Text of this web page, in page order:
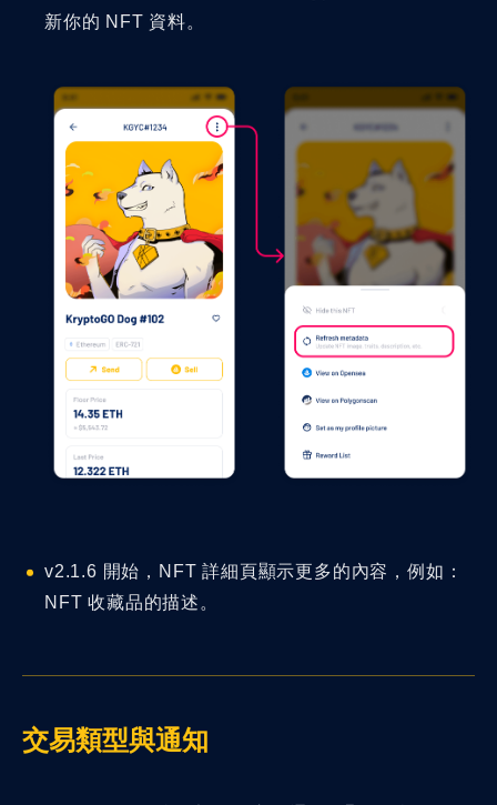
新你的 NFT 資料。
v2.1.6 開始，NFT 詳細頁顯示更多的內容，例如：
NFT 收藏品的描述。
交易類型與通知